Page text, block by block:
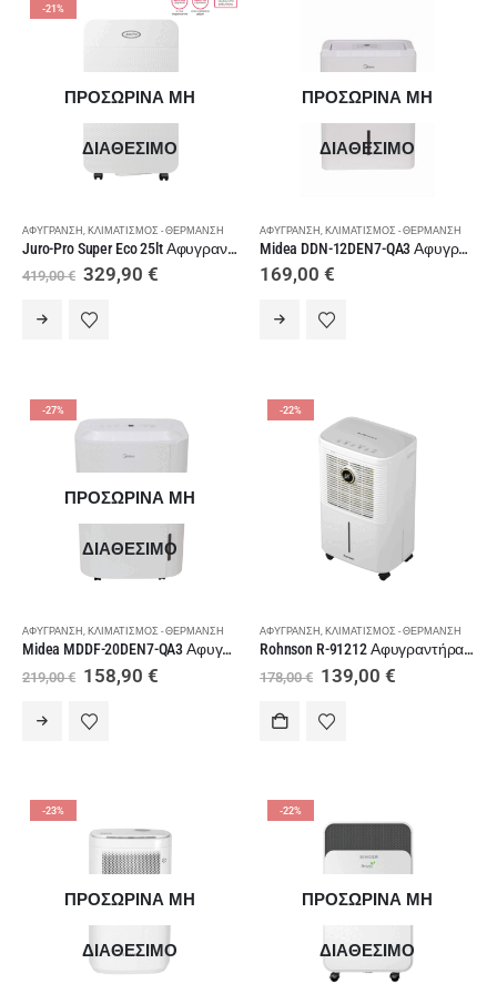
-21%
ΠΡΟΣΩΡΙΝΑ ΜΗ
ΔΙΑΘΕΣΙΜΟ
ΑΦΎΓΡΑΝΣΗ ΚΛΙΜΑΤΙΣΜΌΣ - ΘΈΡΜΑΝΣΗ
Juro-Pro Super Eco 25lt Αφυγραντήρας με WiFi
419,00€ Original
price
was:
419,00 €.
329,90 €Η
ΠΡΟΣΩΡΙΝΑ ΜΗ
ΔΙΑΘΕΣΙΜΟ
ΑΦΎΓΡΑΝΣΗ ΚΛΙΜΑΤΙΣΜΌΣ - ΘΈΡΜΑΝΣΗ
Midea DDN-12DEN7-QA3 Αφυγραντήρας 12lt/24h
169,00 €
-27%
ΠΡΟΣΩΡΙΝΑ ΜΗ
ΔΙΑΘΕΣΙΜΟ
ΑΦΎΓΡΑΝΣΗ ΚΛΙΜΑΤΙΣΜΌΣ - ΘΈΡΜΑΝΣΗ
Midea MDDF-20DEN7-QA3 Αφυγραντήρας με WiFi 20lt
219,00€ Original
price
was:
219,00 €.
158,90 €Η
-22%
ΑΦΎΓΡΑΝΣΗ ΚΛΙΜΑΤΙΣΜΌΣ - ΘΈΡΜΑΝΣΗ
Rohnson R-91212 Αφυγραντήρας με Ιονιστή 12lt
178,00€ Original
price
was:
178,00 €.
139,00 €Η
-23%
ΠΡΟΣΩΡΙΝΑ ΜΗ
ΔΙΑΘΕΣΙΜΟ
-22%
ΠΡΟΣΩΡΙΝΑ ΜΗ
ΔΙΑΘΕΣΙΜΟ